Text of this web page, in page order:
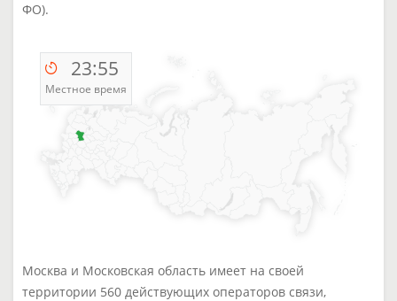
ФО).
23:55
Местное время
Москва и Московская область имеет на своей
территории 560 действующих операторов связи,